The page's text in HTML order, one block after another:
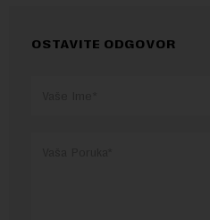
OSTAVITE ODGOVOR